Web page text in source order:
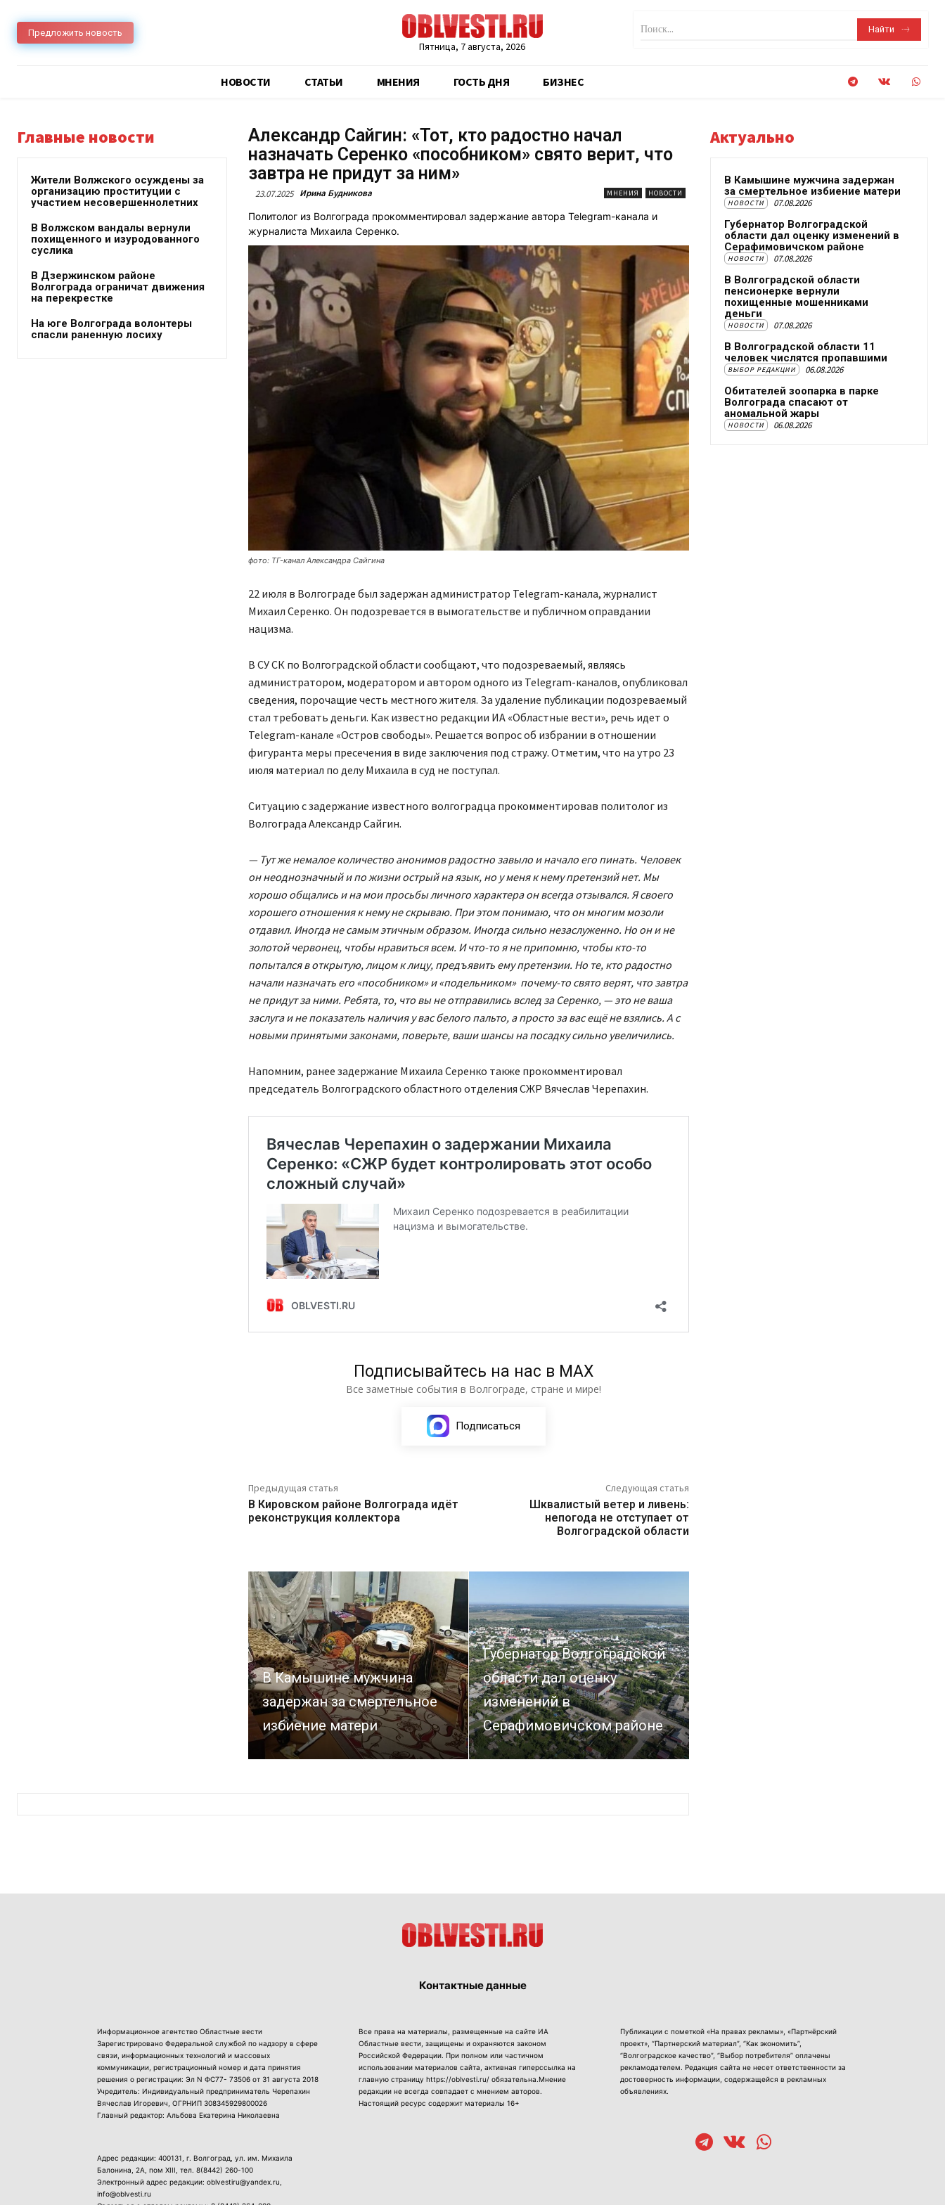
Предложить новость
Пятница, 7 августа, 2026
Поиск... Найти
НОВОСТИ CТАТЬИ МНЕНИЯ ГОСТЬ ДНЯ БИЗНЕС
Главные новости
Жители Волжского осуждены за
организацию проституции с
участием несовершеннолетних
В Волжском вандалы вернули
похищенного и изуродованного
суслика
В Дзержинском районе
Волгограда ограничат движения
на перекрестке
На юге Волгограда волонтеры
спасли раненную лосиху
Александр Сайгин: «Тот, кто радостно начал
назначать Серенко «пособником» свято верит, что
завтра не придут за ним»
23.07.2025 Ирина Будникова МНЕНИЯ НОВОСТИ
Политолог из Волгограда прокомментировал задержание автора Telegram-канала и
журналиста Михаила Серенко.
фото: ТГ-канал Александра Сайгина
22 июля в Волгограде был задержан администратор Telegram-канала, журналист
Михаил Серенко. Он подозревается в вымогательстве и публичном оправдании
нацизма.
В СУ СК по Волгоградской области сообщают, что подозреваемый, являясь
администратором, модератором и автором одного из Telegram-каналов, опубликовал
сведения, порочащие честь местного жителя. За удаление публикации подозреваемый
стал требовать деньги. Как известно редакции ИА «Областные вести», речь идет о
Telegram-канале «Остров свободы». Решается вопрос об избрании в отношении
фигуранта меры пресечения в виде заключения под стражу. Отметим, что на утро 23
июля материал по делу Михаила в суд не поступал.
Ситуацию с задержание известного волгоградца прокомментировав политолог из
Волгограда Александр Сайгин.
— Тут же немалое количество анонимов радостно завыло и начало его пинать. Человек
он неоднозначный и по жизни острый на язык, но у меня к нему претензий нет. Мы
хорошо общались и на мои просьбы личного характера он всегда отзывался. Я своего
хорошего отношения к нему не скрываю. При этом понимаю, что он многим мозоли
отдавил. Иногда не самым этичным образом. Иногда сильно незаслуженно. Но он и не
золотой червонец, чтобы нравиться всем. И что-то я не припомню, чтобы кто-то
попытался в открытую, лицом к лицу, предъявить ему претензии. Но те, кто радостно
начали назначать его «пособником» и «подельником» почему-то свято верят, что завтра
не придут за ними. Ребята, то, что вы не отправились вслед за Серенко, — это не ваша
заслуга и не показатель наличия у вас белого пальто, а просто за вас ещё не взялись. А с
новыми принятыми законами, поверьте, ваши шансы на посадку сильно увеличились.
Напомним, ранее задержание Михаила Серенко также прокомментировал
председатель Волгоградского областного отделения СЖР Вячеслав Черепахин.
Подписывайтесь на нас в МАХ
Все заметные события в Волгограде, стране и мире!
Подписаться
Предыдущая статья
В Кировском районе Волгограда идёт
реконструкция коллектора
Следующая статья
Шквалистый ветер и ливень:
непогода не отступает от
Волгоградской области
В Камышине мужчина
задержан за смертельное
избиение матери
Губернатор Волгоградской
области дал оценку
изменений в
Серафимовичском районе
Актуально
В Камышине мужчина задержан
за смертельное избиение матери
НОВОСТИ 07.08.2026
Губернатор Волгоградской
области дал оценку изменений в
Серафимовичском районе
НОВОСТИ 07.08.2026
В Волгоградской области
пенсионерке вернули
похищенные мошенниками
деньги
НОВОСТИ 07.08.2026
В Волгоградской области 11
человек числятся пропавшими
ВЫБОР РЕДАКЦИИ 06.08.2026
Обитателей зоопарка в парке
Волгограда спасают от
аномальной жары
НОВОСТИ 06.08.2026
Контактные данные
Информационное агентство Областные вести
Зарегистрировано Федеральной службой по надзору в сфере
связи, информационных технологий и массовых
коммуникации, регистрационный номер и дата принятия
решения о регистрации: Эл N ФС77- 73506 от 31 августа 2018
Учредитель: Индивидуальный предприниматель Черепахин
Вячеслав Игоревич, ОГРНИП 308345929800026
Главный редактор: Альбова Екатерина Николаевна
Адрес редакции: 400131, г. Волгоград, ул. им. Михаила
Балонина, 2А, пом XIII, тел. 8(8442) 260-100
Электронный адрес редакции: oblvestiru@yandex.ru,
info@oblvesti.ru
Все права на материалы, размещенные на сайте ИА
Областные вести, защищены и охраняются законом
Российской Федерации. При полном или частичном
использовании материалов сайта, активная гиперссылка на
главную страницу https://oblvesti.ru/ обязательна.Мнение
редакции не всегда совпадает с мнением авторов.
Настоящий ресурс содержит материалы 16+
Публикации с пометкой «На правах рекламы», «Партнёрский
проект», “Партнерский материал”, “Как экономить”,
“Волгоградское качество”, “Выбор потребителя” оплачены
рекламодателем. Редакция сайта не несет ответственности за
достоверность информации, содержащейся в рекламных
объявлениях.